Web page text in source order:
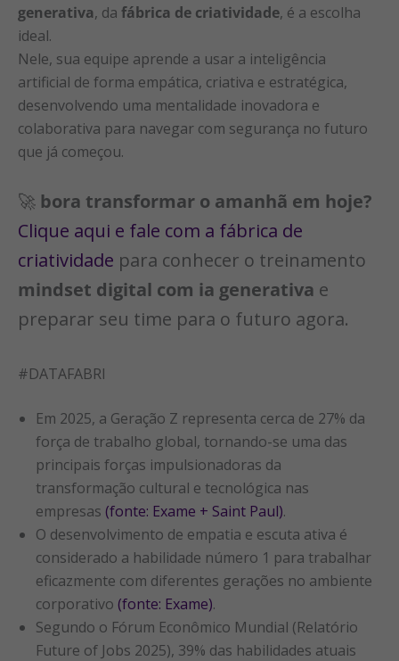
generativa, da fábrica de criatividade, é a escolha
ideal.
Nele, sua equipe aprende a usar a inteligência
artificial de forma empática, criativa e estratégica,
desenvolvendo uma mentalidade inovadora e
colaborativa para navegar com segurança no futuro
que já começou.
🚀 bora transformar o amanhã em hoje?
Clique aqui e fale com a fábrica de
criatividade para conhecer o treinamento
mindset digital com ia generativa e
preparar seu time para o futuro agora.
#DATAFABRI
Em 2025, a Geração Z representa cerca de 27% da
força de trabalho global, tornando-se uma das
principais forças impulsionadoras da
transformação cultural e tecnológica nas
empresas (fonte: Exame + Saint Paul).
O desenvolvimento de empatia e escuta ativa é
considerado a habilidade número 1 para trabalhar
eficazmente com diferentes gerações no ambiente
corporativo (fonte: Exame).
Segundo o Fórum Econômico Mundial (Relatório
Future of Jobs 2025), 39% das habilidades atuais